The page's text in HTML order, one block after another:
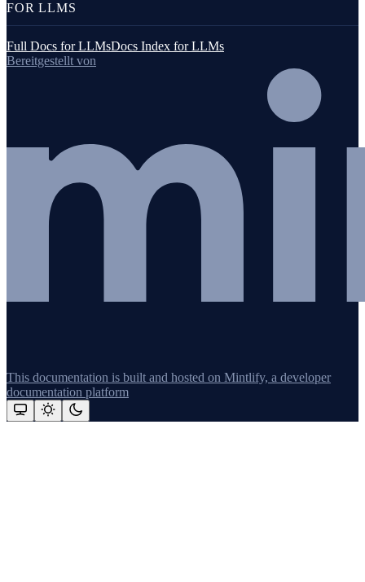
FOR LLMS
Full Docs for LLMsDocs Index for LLMs
Bereitgestellt von
This documentation is built and hosted on Mintlify, a developer
documentation platform